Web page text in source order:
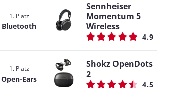
1. Platz
Bluetooth
Sennheiser
Momentum 5
Wireless
4.9
1. Platz
Open-Ears
Shokz OpenDots
2
4.5